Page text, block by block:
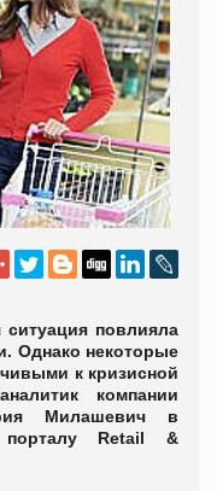
ситуация повлияла
Однако некоторые
к кризисной
компании
Милашевич в
порталу Retail &